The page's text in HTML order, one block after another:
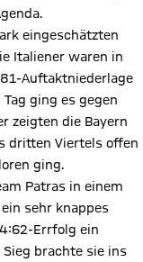
eingeschätzten
Italiener waren in
Auftaktniederlage
ging es gegen
zeigten die Bayern
dritten Viertels offen
ging.
Patras in einem
sehr knappes
Errfolg ein
brachte sie ins